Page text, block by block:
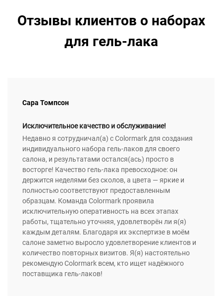
Отзывы клиентов о наборах
для гель-лака
Сара Томпсон
Исключительное качество и обслуживание!
Недавно я сотрудничал(а) с Colormark для создания
индивидуального набора гель-лаков для своего
салона, и результатами остался(ась) просто в
восторге! Качество гель-лака превосходное: он
держится неделями без сколов, а цвета — яркие и
полностью соответствуют предоставленным
образцам. Команда Colormark проявила
исключительную оперативность на всех этапах
работы, тщательно уточняя, удовлетворён ли я(я)
каждым деталям. Благодаря их экспертизе в моём
салоне заметно выросло удовлетворение клиентов и
количество повторных визитов. Я(я) настоятельно
рекомендую Colormark всем, кто ищет надёжного
поставщика гель-лаков!